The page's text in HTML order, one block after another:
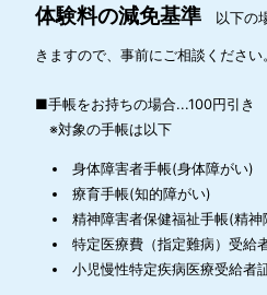
体験料の減免基準 以下の
きますので、事前にご相談ください
■手帳をお持ちの場合...100円引き
※対象の手帳は以下
身体障害者手帳(身体障がい)
療育手帳(知的障がい)
精神障害者保健福祉手帳(精神
特定医療費（指定難病）受給
小児慢性特定疾病医療受給者